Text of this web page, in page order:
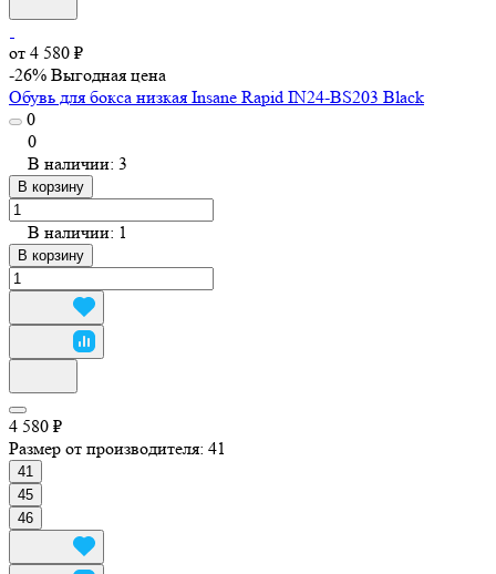
от 4 580 ₽
-26% Выгодная цена
Обувь для бокса низкая Insane Rapid IN24-BS203 Black
0
0
В наличии: 3
В корзину
В наличии: 1
В корзину
4 580 ₽
Размер от производителя: 41
41
45
46